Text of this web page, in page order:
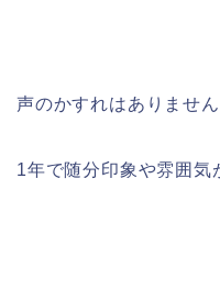
声のかすれはありませ
1年で随分印象や雰囲気